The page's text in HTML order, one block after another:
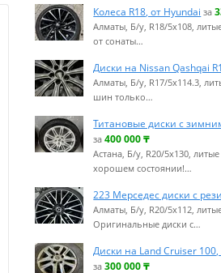
Колеса R18, от Hyundai за
Алматы, Б/у, R18/5x108,
от сонаты…
Диски на Nissan Qashqai
Алматы, Б/у, R17/5x114.3,
шин только…
Титановые диски с
за400 000₸
Астана, Б/у, R20/5x130,
хорошем состоянии!…
223 Мерседес диски с
Алматы, Б/у, R20/5x112,
Оригинальные диски с…
Диски на Land Cruiser
за300 000₸